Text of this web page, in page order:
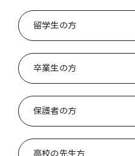
留学生の方
卒業生の方
保護者の方